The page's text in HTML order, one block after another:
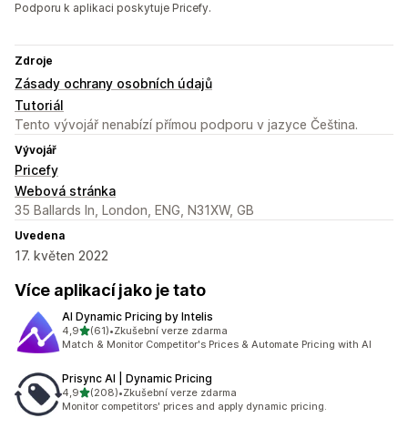
Podporu k aplikaci poskytuje Pricefy.
Zdroje
Zásady ochrany osobních údajů
Tutoriál
Tento vývojář nenabízí přímou podporu v jazyce Čeština.
Vývojář
Pricefy
Webová stránka
35 Ballards ln, London, ENG, N31XW, GB
Uvedena
17. květen 2022
Více aplikací jako je tato
AI Dynamic Pricing by Intelis
4,9z 5 hvězd
(61)
Celkový počet recenzí: 61
•Zkušební verze zdarma
Match & Monitor Competitor's Prices & Automate Pricing with AI
Prisync AI | Dynamic Pricing
4,9z 5 hvězd
(208)
Celkový počet recenzí: 208
•Zkušební verze zdarma
Monitor competitors' prices and apply dynamic pricing.